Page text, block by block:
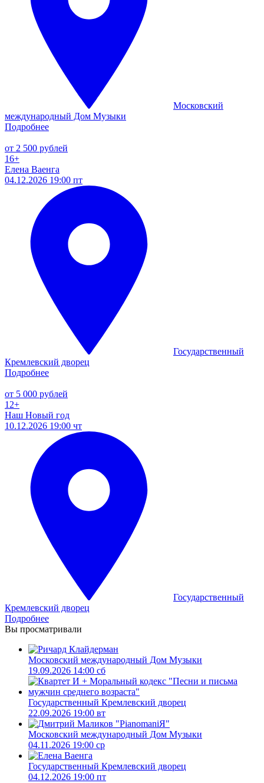
Московский
международный Дом Музыки
Подробнее
от 2 500 рублей
16+
Елена Ваенга
04.12.2026 19:00 пт
Государственный
Кремлевский дворец
Подробнее
от 5 000 рублей
12+
Наш Новый год
10.12.2026 19:00 чт
Государственный
Кремлевский дворец
Подробнее
Вы просматривали
Московский международный Дом Музыки
19.09.2026 14:00 сб
Государственный Кремлевский дворец
22.09.2026 19:00 вт
Московский международный Дом Музыки
04.11.2026 19:00 ср
Государственный Кремлевский дворец
04.12.2026 19:00 пт